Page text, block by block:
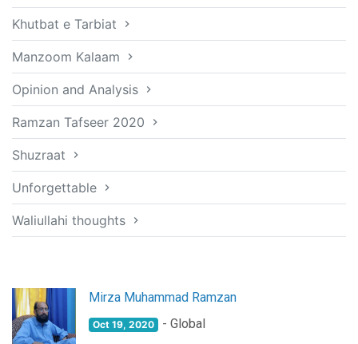
Khutbat e Tarbiat
Manzoom Kalaam
Opinion and Analysis
Ramzan Tafseer 2020
Shuzraat
Unforgettable
Waliullahi thoughts
Mirza Muhammad Ramzan
Oct 19, 2020 - Global